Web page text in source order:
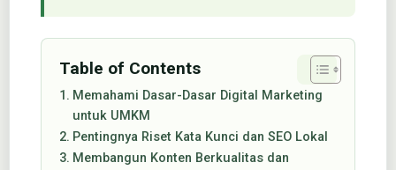
Table of Contents
Memahami Dasar-Dasar Digital Marketing
untuk UMKM
Pentingnya Riset Kata Kunci dan SEO Lokal
Membangun Konten Berkualitas dan